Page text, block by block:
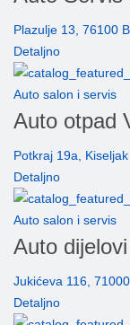
Plazulje 13, 76100
Detaljno
Auto salon i servis
Auto otpad
Potkraj 19a,
Detaljno
Auto salon i servis
Auto
Jukićeva 116,
Detaljno